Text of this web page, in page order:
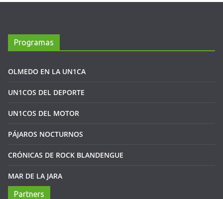
Programas
OLMEDO EN LA UN1CA
UN1COS DEL DEPORTE
UN1COS DEL MOTOR
PÁJAROS NOCTURNOS
CRÓNICAS DE ROCK BLANDENGUE
MAR DE LA JARA
Partners